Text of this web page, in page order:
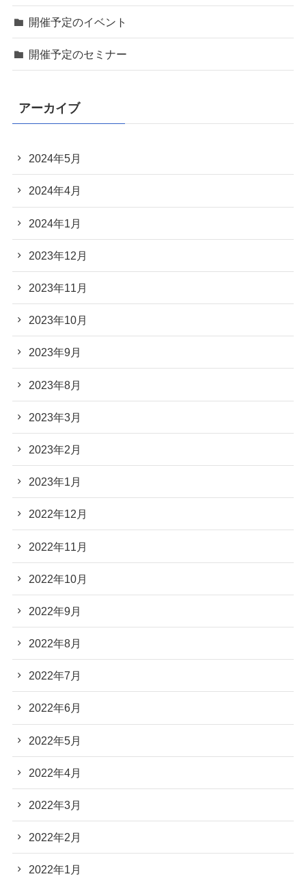
開催予定のイベント
開催予定のセミナー
アーカイブ
2024年5月
2024年4月
2024年1月
2023年12月
2023年11月
2023年10月
2023年9月
2023年8月
2023年3月
2023年2月
2023年1月
2022年12月
2022年11月
2022年10月
2022年9月
2022年8月
2022年7月
2022年6月
2022年5月
2022年4月
2022年3月
2022年2月
2022年1月